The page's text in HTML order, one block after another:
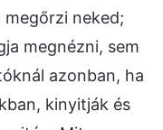
neked;
megnézni, sem
azonban, ha
kinyitják és